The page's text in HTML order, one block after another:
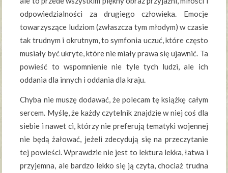
odpowiedzialności za drugiego człowieka. Emocje
towarzyszące ludziom (zwłaszcza tym młodym) w czasie
tak trudnym i okrutnym, to symfonia uczuć, które często
musiały być ukryte, które nie miały prawa się ujawnić. Ta
powieść to wspomnienie nie tyle tych ludzi, ale ich
oddania dla innych i oddania dla kraju.
Chyba nie muszę dodawać, że polecam tę książkę całym
sercem. Myślę, że każdy czytelnik znajdzie w niej coś dla
siebie i nawet ci, którzy nie preferują tematyki wojennej
nie będą żałować, jeżeli zdecydują się na przeczytanie
tej powieści. Wprawdzie nie jest to lektura lekka, łatwa i
przyjemna, ale bardzo lekko się ją czyta, chociaż trudna